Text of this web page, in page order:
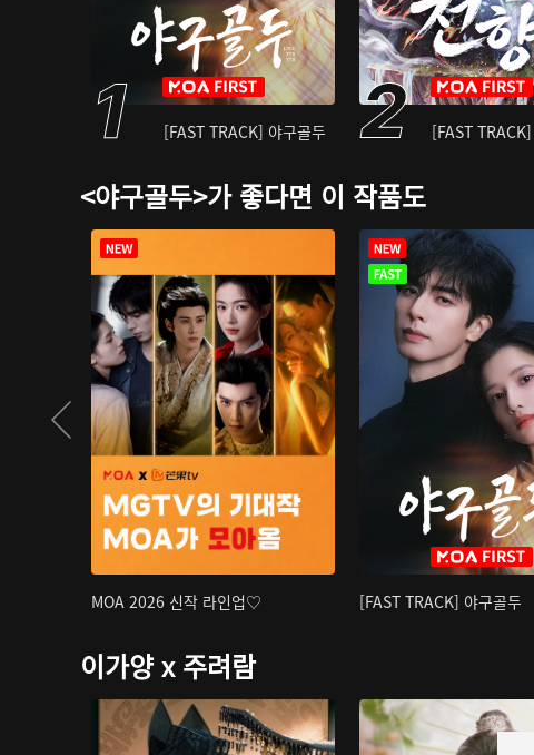
[FAST TRACK] 야구골두 [FAST
<야구골두>가 좋다면 이 작품도
MOA 2026 신작 라인업♡ [FAST TRACK] 야구골두
이가양 x 주려람